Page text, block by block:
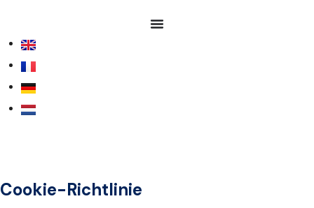
Cookie-Richtlinie